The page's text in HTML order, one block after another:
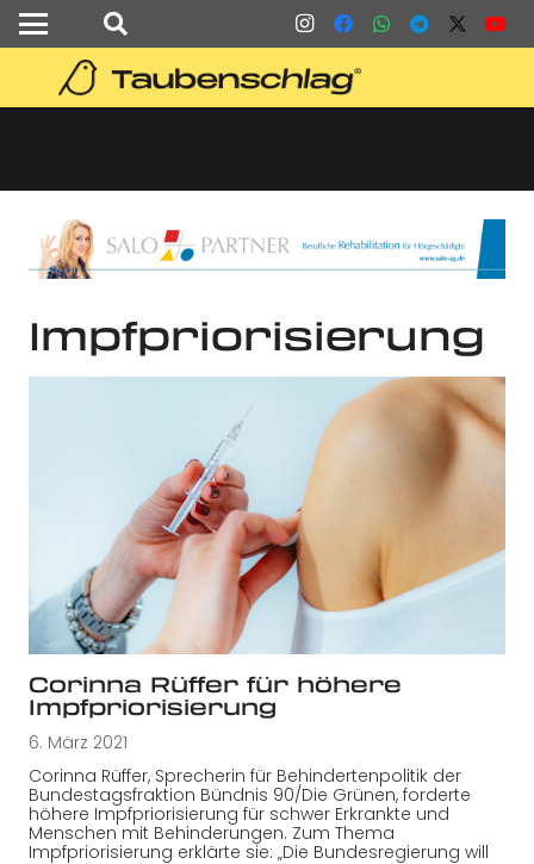
Impfpriorisierung
Corinna Rüffer für höhere
Impfpriorisierung
6. März 2021
Corinna Rüffer, Sprecherin für Behindertenpolitik der
Bundestagsfraktion Bündnis 90/Die Grünen, forderte
höhere Impfpriorisierung für schwer Erkrankte und
Menschen mit Behinderungen. Zum Thema
Impfpriorisierung erklärte sie: „Die Bundesregierung will